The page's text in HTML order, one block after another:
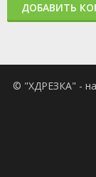
ДОБАВИТЬ
© "ХДРЕЗКА" - на